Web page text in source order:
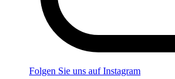
Folgen Sie uns auf Instagram